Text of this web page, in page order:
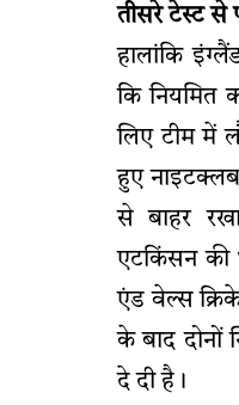
तीसरे टेस्ट से
हालांकि
कि नियमित
लिए टीम में
हुए
से बाहर
एटकिंसन की
एंड वेल्स
के बाद दोनों
दे दी है।